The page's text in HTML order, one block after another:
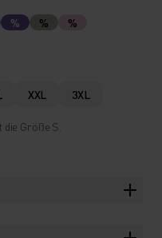
% % %
XXL 3XL
Größe S.